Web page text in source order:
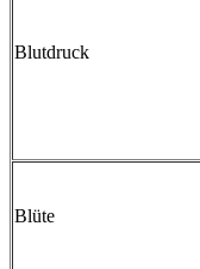
Blutdruck
Blüte